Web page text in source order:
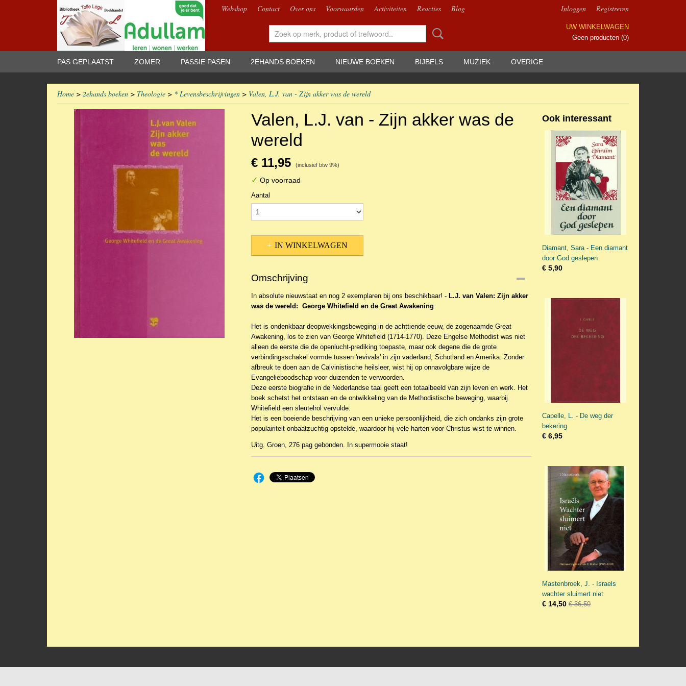
Webshop Contact Over ons Voorwaarden Activiteiten Reacties Blog Inloggen Registreren
UW WINKELWAGEN
Geen producten (0)
PAS GEPLAATST ZOMER PASSIE PASEN 2EHANDS BOEKEN NIEUWE BOEKEN BIJBELS MUZIEK OVERIGE
Home > 2ehands boeken > Theologie > * Levensbeschrijvingen > Valen, L.J. van - Zijn akker was de wereld
Valen, L.J. van - Zijn akker was de
wereld
€ 11,95 (inclusief btw 9%)
✓ Op voorraad
Aantal
IN WINKELWAGEN
Omschrijving
In absolute nieuwstaat en nog 2 exemplaren bij ons beschikbaar! - L.J. van Valen: Zijn akker
was de wereld: George Whitefield en de Great Awakening
Het is ondenkbaar deopwekkingsbeweging in de achttiende eeuw, de zogenaamde Great
Awakening, los te zien van George Whitefield (1714-1770). Deze Engelse Methodist was niet
alleen de eerste die de openlucht-prediking toepaste, maar ook degene die de grote
verbindingsschakel vormde tussen 'revivals' in zijn vaderland, Schotland en Amerika. Zonder
afbreuk te doen aan de Calvinistische heilsleer, wist hij op onnavolgbare wijze de
Evangelieboodschap voor duizenden te verwoorden.
Deze eerste biografie in de Nederlandse taal geeft een totaalbeeld van zijn leven en werk. Het
boek schetst het ontstaan en de ontwikkeling van de Methodistische beweging, waarbij
Whitefield een sleutelrol vervulde.
Het is een boeiende beschrijving van een unieke persoonlijkheid, die zich ondanks zijn grote
populairiteit onbaatzuchtig opstelde, waardoor hij vele harten voor Christus wist te winnen.
Uitg. Groen, 276 pag gebonden. In supermooie staat!
Ook interessant
Diamant, Sara - Een diamant
door God geslepen
€ 5,90
Capelle, L. - De weg der
bekering
€ 6,95
Mastenbroek, J. - Israels
wachter sluimert niet
€ 14,50 € 36,50